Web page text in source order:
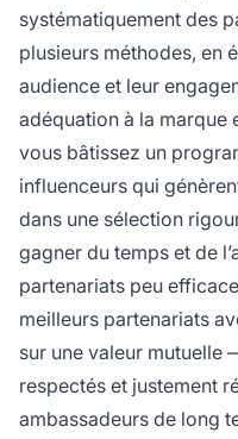
systématiquement des
plusieurs méthodes, en
audience et leur
adéquation à la marque
vous bâtissez un
influenceurs qui
dans une sélection
gagner du temps et de
partenariats peu
meilleurs partenariats
sur une valeur mutuelle
respectés et justement
ambassadeurs de long